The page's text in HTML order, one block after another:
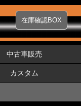
在庫確認BOX
中古車販売
カスタム